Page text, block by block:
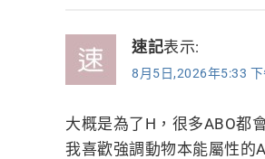
速記表示:
8月5日,2026年5:33 下
大概是為了H，很多ABO都
我喜歡強調動物本能屬性的